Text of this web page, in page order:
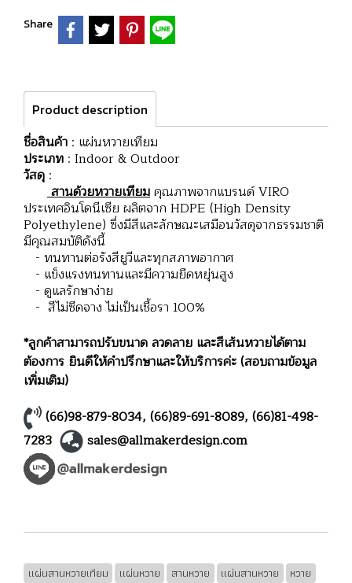
Share
Product description
ชื่อสินค้า : แผ่นหวายเทียม
ประเภท : Indoor & Outdoor
วัสดุ :
สานด้วยหวายเทียมคุณภาพจากแบรนด์ VIRO
ประเทศอินโดนีเซีย ผลิตจาก HDPE (High Density
Polyethylene) ซึ่งมีสีและลักษณะเสมือนวัสดุจากธรรมชาติ
มีคุณสมบัติดังนี้
- ทนทานต่อรังสียูวีและทุกสภาพอากาศ
- แข็งแรงทนทานและมีความยืดหยุ่นสูง
- ดูแลรักษาง่าย
- สีไม่ซีดจาง ไม่เป็นเชื้อรา 100%
*ลูกค้าสามารถปรับขนาด ลวดลาย และสีเส้นหวายได้ตาม
ต้องการ ยินดีให้คำปรึกษาและให้บริการค่ะ (สอบถามข้อมูล
เพิ่มเติม)
(66)98-879-8034, (66)89-691-8089, (66)81-498-
7283
sales@allmakerdesign.com
แผ่นสานหวายเทียม แผ่นหวาย สานหวาย แผ่นสานหวาย
หวาย